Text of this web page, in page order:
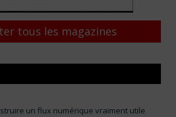
tous les magazines
un flux numérique vraiment utile